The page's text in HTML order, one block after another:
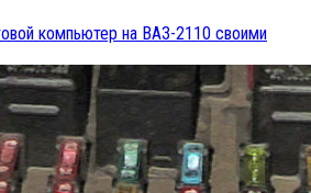
компьютер на ВАЗ-2110 своими